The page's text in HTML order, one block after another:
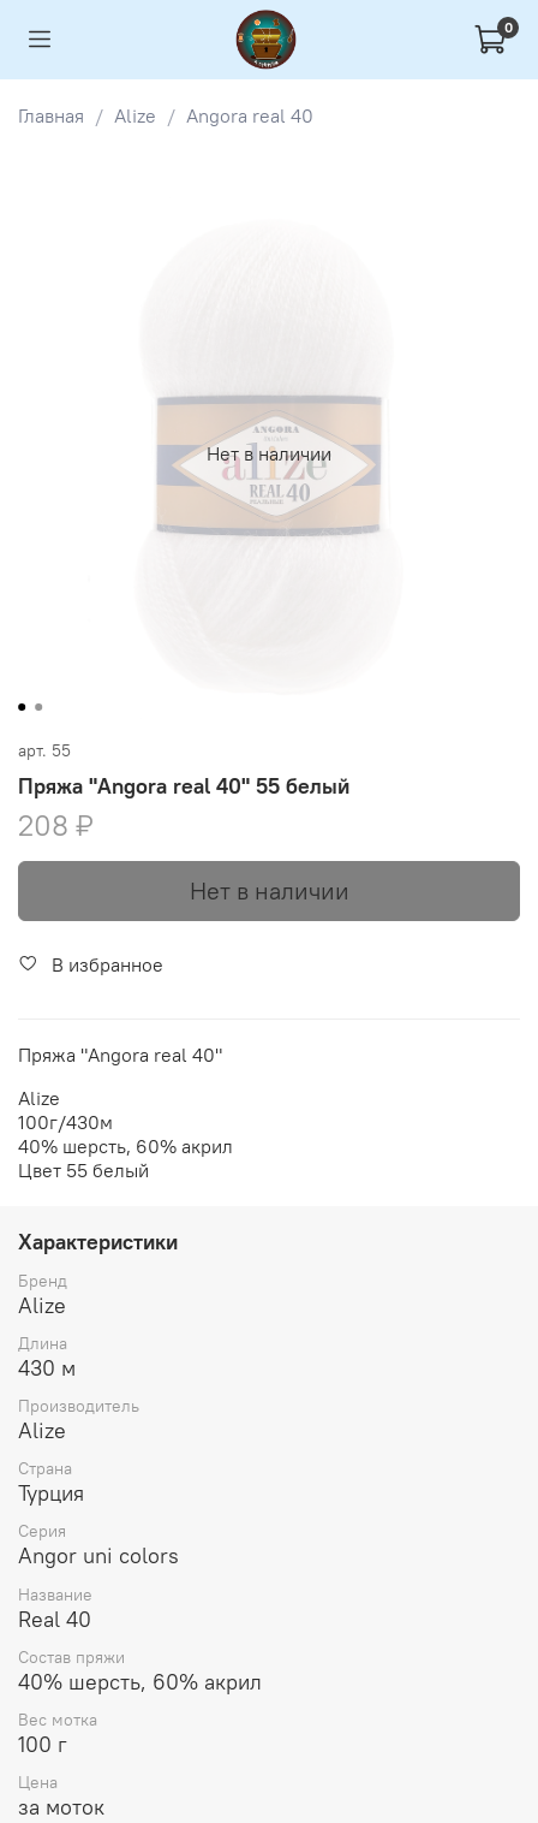
0
Главная Alize Angora real 40
Нет в наличии
арт. 55
Пряжа "Angora real 40" 55 белый
208 ₽
Нет в наличии
В избранное
Пряжа "Angora real 40"
Alize
100г/430м
40% шерсть, 60% акрил
Цвет 55 белый
Характеристики
Бренд
Alize
Длина
430 м
Производитель
Alize
Страна
Турция
Серия
Angor uni colors
Название
Real 40
Состав пряжи
40% шерсть, 60% акрил
Вес мотка
100 г
Цена
за моток